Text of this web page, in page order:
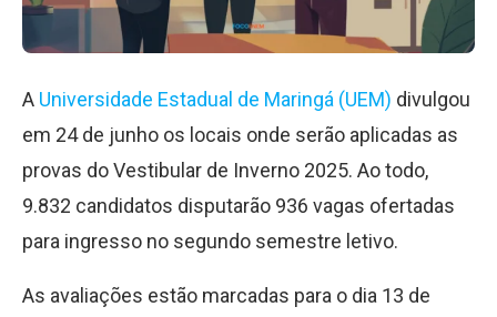
A Universidade Estadual de Maringá (UEM) divulgou
em 24 de junho os locais onde serão aplicadas as
provas do Vestibular de Inverno 2025. Ao todo,
9.832 candidatos disputarão 936 vagas ofertadas
para ingresso no segundo semestre letivo.
As avaliações estão marcadas para o dia 13 de